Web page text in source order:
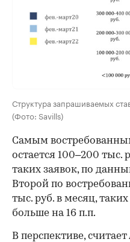
Структура запрашиваемых
(Фото: Savills)
Самым
остается 100–200 тыс.
таких заявок, по
Второй по
тыс. руб. в месяц, таких
больше на 16 п.п.
В перспективе,